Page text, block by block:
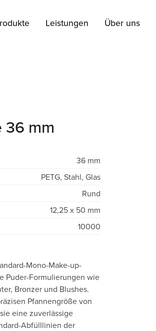
Leistungen Über uns
36 mm
36 mm
PETG, Stahl, Glas
Rund
12,25 x 50 mm
10000
Mono-Make-up-
Puder-Formulierungen wie
Bronzer und Blushes.
Pfannengröße von
eine zuverlässige
Abfülllinien der